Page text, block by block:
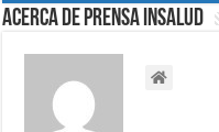
Acerca de Prensa INSALUD